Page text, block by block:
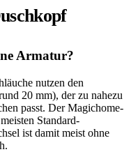
Armatur?
nutzen den
20 mm), der zu nahezu
passt. Der Magichome-
Standard-
ist damit meist ohne